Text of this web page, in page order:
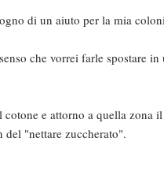
di un aiuto per la mia
che vorrei farle spostare
e attorno a quella zona
del "nettare zuccherato".